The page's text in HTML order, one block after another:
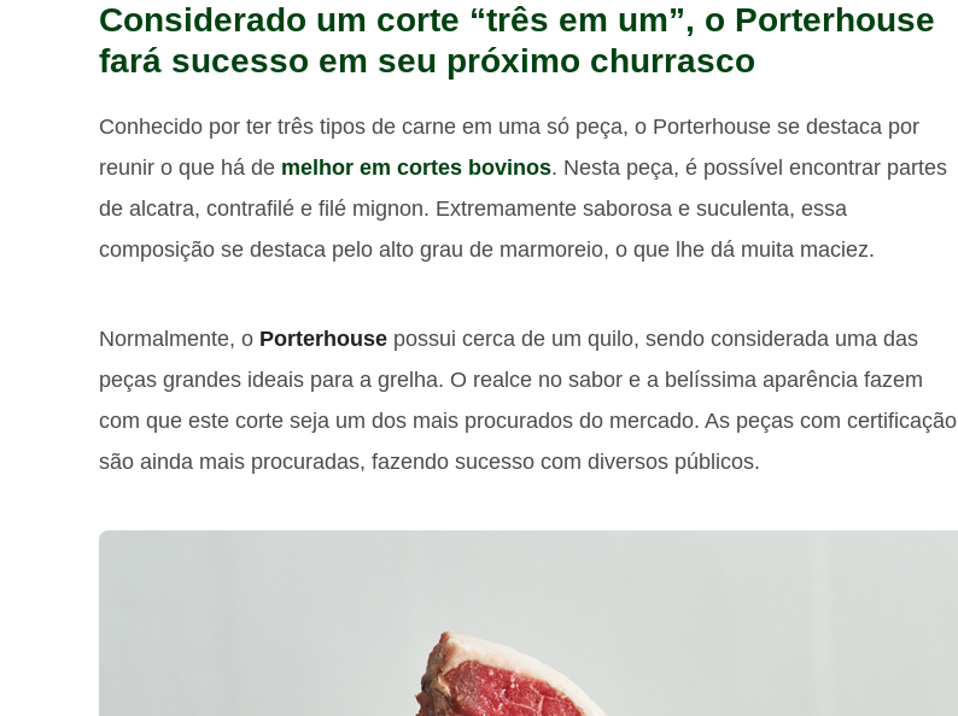
Considerado um corte “três em um”, o Porterhouse
fará sucesso em seu próximo churrasco
Conhecido por ter três tipos de carne em uma só peça, o Porterhouse se destaca por
reunir o que há de melhor em cortes bovinos. Nesta peça, é possível encontrar partes
de alcatra, contrafilé e filé mignon. Extremamente saborosa e suculenta, essa
composição se destaca pelo alto grau de marmoreio, o que lhe dá muita maciez.
Normalmente, o Porterhouse possui cerca de um quilo, sendo considerada uma das
peças grandes ideais para a grelha. O realce no sabor e a belíssima aparência fazem
com que este corte seja um dos mais procurados do mercado. As peças com certificação
são ainda mais procuradas, fazendo sucesso com diversos públicos.